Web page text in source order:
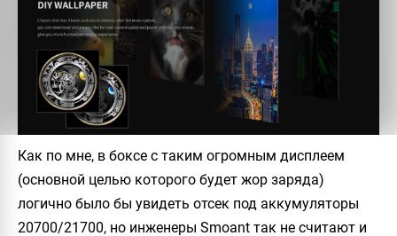
Как по мне, в боксе с таким огромным дисплеем
(основной целью которого будет жор заряда)
логично было бы увидеть отсек под аккумуляторы
20700/21700, но инженеры Smoant так не считают и